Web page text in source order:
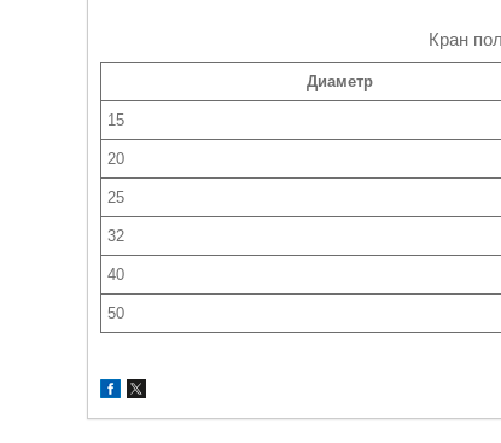
Кран
Диаметр
15
20
25
32
40
50